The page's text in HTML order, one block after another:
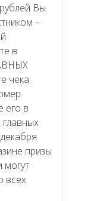
Вы
–
в
чека
его в
призы
могут
всех